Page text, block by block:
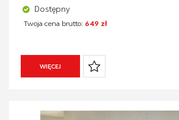
Dostępny
Twoja cena brutto: 649 zł
WIĘCEJ